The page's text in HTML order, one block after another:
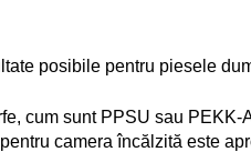
posibile pentru piesele
cum sunt PPSU sau PEKK-
camera încălzită este